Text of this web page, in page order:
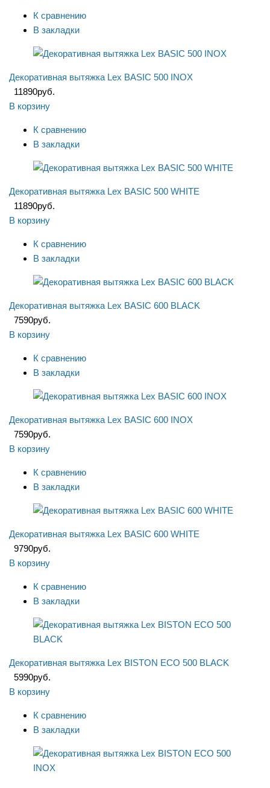
К сравнению
В закладки
Декоративная вытяжка Lex BASIC 500 INOX
11890руб.
В корзину
К сравнению
В закладки
Декоративная вытяжка Lex BASIC 500 WHITE
11890руб.
В корзину
К сравнению
В закладки
Декоративная вытяжка Lex BASIC 600 BLACK
7590руб.
В корзину
К сравнению
В закладки
Декоративная вытяжка Lex BASIC 600 INOX
7590руб.
В корзину
К сравнению
В закладки
Декоративная вытяжка Lex BASIC 600 WHITE
9790руб.
В корзину
К сравнению
В закладки
Декоративная вытяжка Lex BISTON ECO 500 BLACK
5990руб.
В корзину
К сравнению
В закладки